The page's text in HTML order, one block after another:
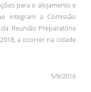
para o alojamento e
integram a Comissão
Reunião Preparatória
a ocorrer na cidade
5/9/2016